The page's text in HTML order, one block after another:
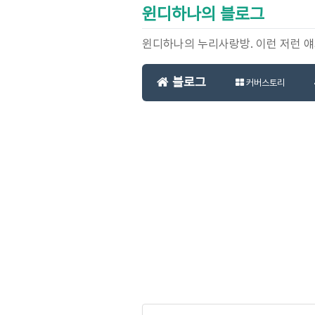
윈디하나의 블로그
윈디하나의 누리사랑방. 이런 저런 얘
블로그 커버스토리